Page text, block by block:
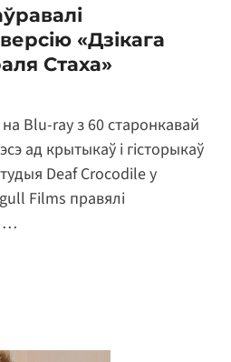
«Дзікага
Стаха»
Blu-ray з 60 старонкавай
ад крытыкаў і гісторыкаў
Deaf Crocodile у
Films правялі
…